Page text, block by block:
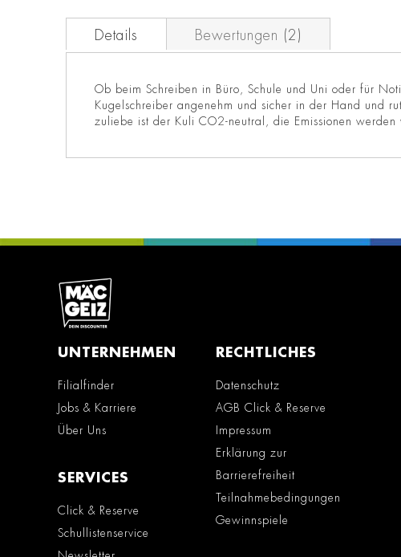
Details
Ob beim Schreiben in Büro, Schule und Uni oder für
Kugelschreiber angenehm und sicher in der Hand und
zuliebe ist der Kuli CO2-neutral, die Emissionen werden
Bewertungen 2
UNTERNEHMEN
Filialfinder
Jobs & Karriere
Über Uns
SERVICES
Click & Reserve
Schullistenservice
RECHTLICHES
Datenschutz
AGB Click & Reserve
Impressum
Erklärung zur
Barrierefreiheit
Teilnahmebedingungen
Gewinnspiele